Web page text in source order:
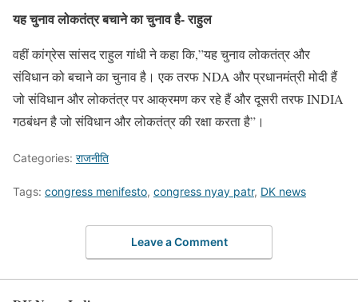
यह चुनाव लोकतंत्र बचाने का चुनाव है- राहुल
वहीं कांग्रेस सांसद राहुल गांधी ने कहा कि,”यह चुनाव लोकतंत्र और
संविधान को बचाने का चुनाव है। एक तरफ NDA और प्रधानमंत्री मोदी हैं
जो संविधान और लोकतंत्र पर आक्रमण कर रहे हैं और दूसरी तरफ INDIA
गठबंधन है जो संविधान और लोकतंत्र की रक्षा करता है”।
Categories: राजनीति
Tags: congress menifesto, congress nyay patr, DK news
Leave a Comment